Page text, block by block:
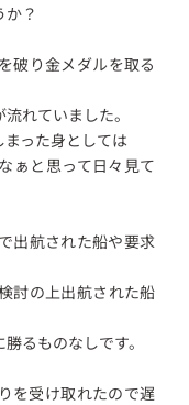
？
破り金メダルを取る
れていました。
った身としては
ぁと思って日々見て
出航された船や要求
討の上出航された船
るものなしです。
を受け取れたので遅